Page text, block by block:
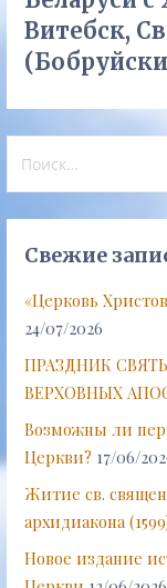
Витебск,
Свежие
«Церковь
24/07/2026
ПРАЗДНИК
ВЕРХОВНЫХ
Возможны ли
Церкви? 17/06/
Житие св.
архидиакона
Новое издание